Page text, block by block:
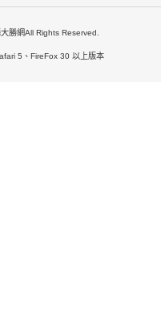
勝網All Rights Reserved.
5、FireFox 30 以上版本